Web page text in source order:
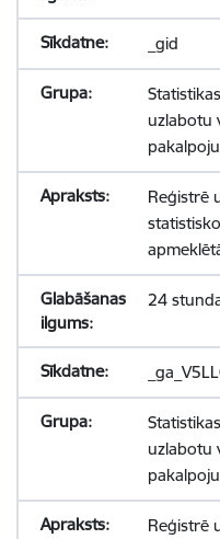
_gid
uzlabotu
Reģistrē
24
uzlabotu
Reģistrē